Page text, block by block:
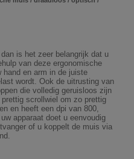
is het zeer belangrijk dat u
van deze ergonomische
hand en arm in de juiste
wordt. Ook de uitrusting van
die volledig geruisloos zijn
scrollwiel om zo prettig
en heeft een dpi van 800,
apparaat doet u eenvoudig
of u koppelt de muis via